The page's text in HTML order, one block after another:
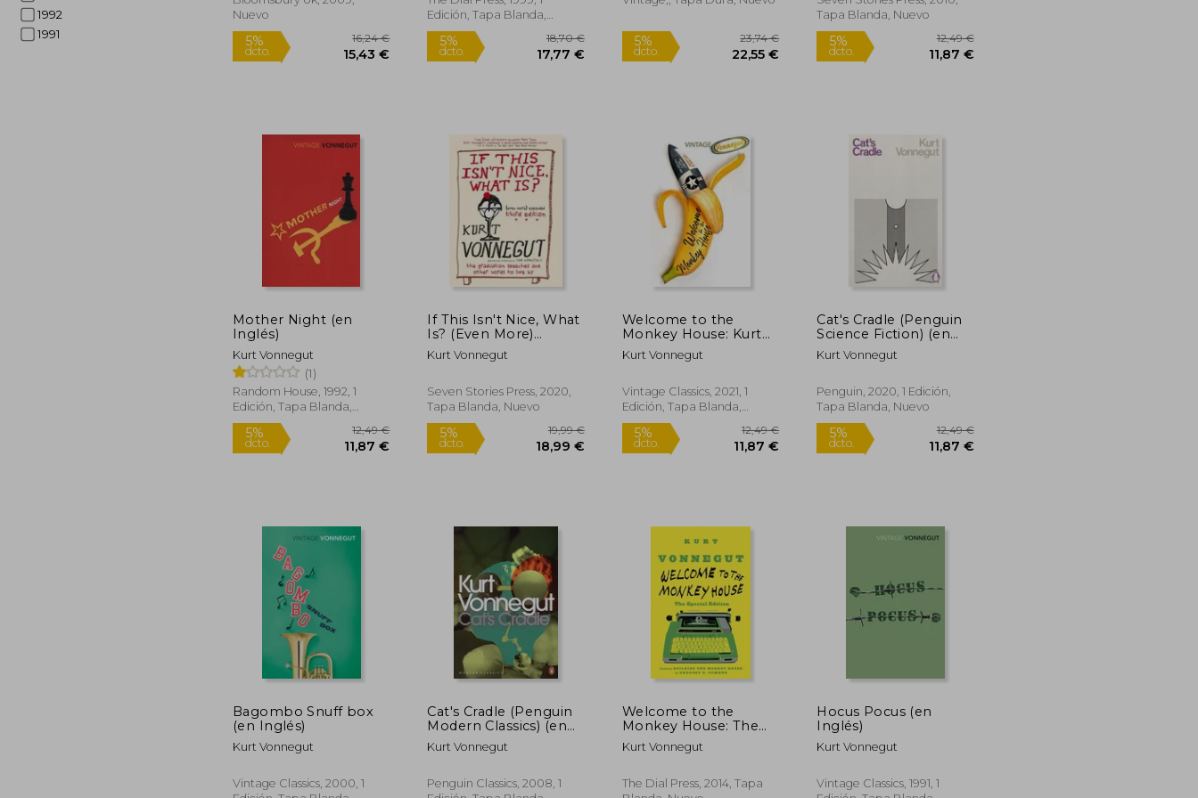
1992
1991
Nuevo
5%
dcto. 15,43 €
Edición, Tapa Blanda,
Nuevo
5%
dcto. 17,77 €
5%
dcto. 22,55 €
Tapa Blanda, Nuevo
dcto.
Mother Night (en
Inglés)
Kurt Vonnegut
(1)
Random House, 1992, 1
Edición, Tapa Blanda,
Nuevo
5%
dcto.
12,49 €
If This Isn't Nice, What
Is? (Even More)
Expanded Third
Edition: The
and Other Words to
Live by (en Inglés)
Kurt Vonnegut
Seven Stories Press, 2020,
Tapa Blanda, Nuevo
5%
dcto.
19,99 €
Welcome to the
Monkey House: Kurt
Vonnegut (en Inglés)
Kurt Vonnegut
Vintage Classics, 2021, 1
Edición, Tapa Blanda,
Nuevo
12,49 €
Cat's Cradle (Penguin
Science Fiction) (en
Inglés)
Kurt Vonnegut
Penguin, 2020, 1 Edición,
Tapa Blanda, Nuevo
Bagombo Snuff box
(en Inglés)
Kurt Vonnegut
Vintage Classics, 2000, 1
Cat's Cradle (Penguin
Modern Classics) (en
Inglés)
Kurt Vonnegut
Penguin Classics, 2008, 1
Welcome to the
Monkey House: The
Special Edition (en
Inglés)
Kurt Vonnegut
The Dial Press, 2014, Tapa
Hocus Pocus (en
Inglés)
Kurt Vonnegut
Vintage Classics, 1991, 1